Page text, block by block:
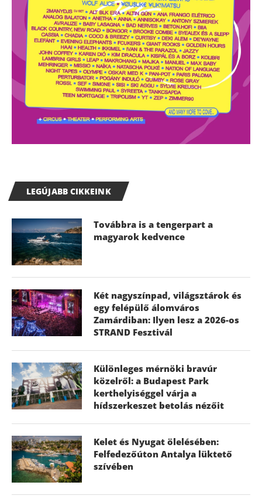
LEGÚJABB CIKKEINK
Továbbra is a tengerpart a
magyarok kedvence
Két nagyszínpad, világsztárok és
egy felépülő álomváros
Zamárdiban: Ilyen lesz a 2026-os
STRAND Fesztivál
Különleges mérnöki bravúr
közelről: a Budapest Park
kerthelyiséggel várja a
hídszerkeszet betolás nézőit
Kelet és Nyugat ölelésében:
Felfedezőúton Antalya lüktető
szívében